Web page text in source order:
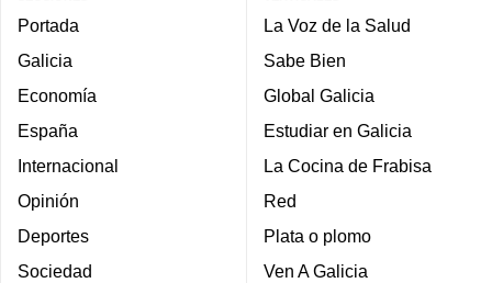
Portada
Galicia
Economía
España
Internacional
Opinión
Deportes
Sociedad
La Voz de la Salud
Sabe Bien
Global Galicia
Estudiar en Galicia
La Cocina de Frabisa
Red
Plata o plomo
Ven A Galicia